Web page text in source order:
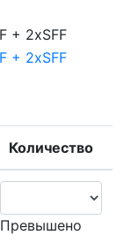
Количество
Превышено